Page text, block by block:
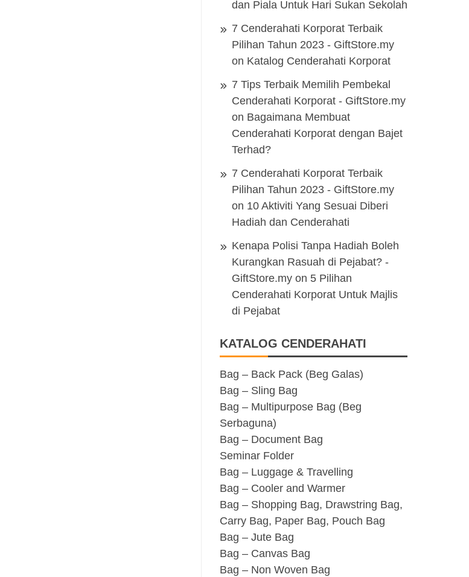
dan Piala Untuk Hari Sukan Sekolah
7 Cenderahati Korporat Terbaik
Pilihan Tahun 2023 - GiftStore.my
on Katalog Cenderahati Korporat
7 Tips Terbaik Memilih Pembekal
Cenderahati Korporat - GiftStore.my
on Bagaimana Membuat
Cenderahati Korporat dengan Bajet
Terhad?
7 Cenderahati Korporat Terbaik
Pilihan Tahun 2023 - GiftStore.my
on 10 Aktiviti Yang Sesuai Diberi
Hadiah dan Cenderahati
Kenapa Polisi Tanpa Hadiah Boleh
Kurangkan Rasuah di Pejabat? -
GiftStore.my on 5 Pilihan
Cenderahati Korporat Untuk Majlis
di Pejabat
KATALOG CENDERAHATI
Bag – Back Pack (Beg Galas)
Bag – Sling Bag
Bag – Multipurpose Bag (Beg
Serbaguna)
Bag – Document Bag
Seminar Folder
Bag – Luggage & Travelling
Bag – Cooler and Warmer
Bag – Shopping Bag, Drawstring Bag,
Carry Bag, Paper Bag, Pouch Bag
Bag – Jute Bag
Bag – Canvas Bag
Bag – Non Woven Bag